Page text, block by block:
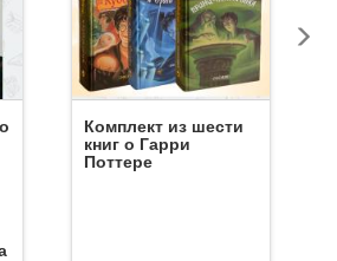
Комплект из шести
книг о Гарри
Поттере